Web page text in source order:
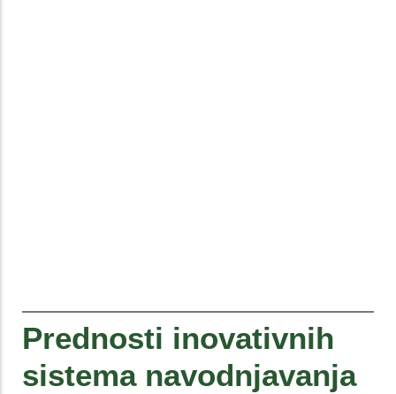
Prednosti inovativnih
sistema navodnjavanja